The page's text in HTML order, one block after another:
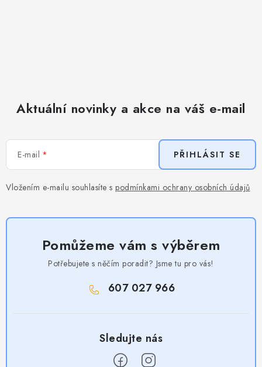
Aktuální novinky a akce na váš e-mail
E-mail
Vložením e-mailu souhlasíte s podmínkami ochrany osobních údajů
PŘIHLÁSIT SE
Pomůžeme vám s výběrem
Potřebujete s něčím poradit? Jsme tu pro vás!
607 027 966